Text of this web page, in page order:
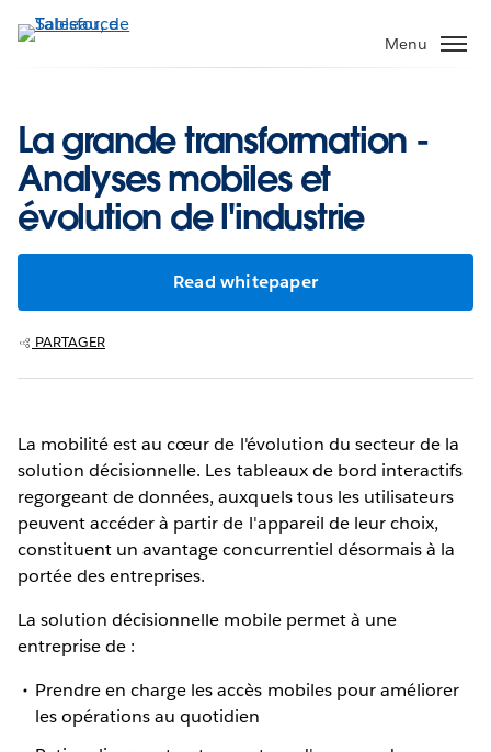
Aller
au
Menu
La grande transformation -
Analyses mobiles et
évolution de l'industrie
Read whitepaper
PARTAGER
La mobilité est au cœur de l'évolution du secteur de la
solution décisionnelle. Les tableaux de bord interactifs
regorgeant de données, auxquels tous les utilisateurs
peuvent accéder à partir de l'appareil de leur choix,
constituent un avantage concurrentiel désormais à la
portée des entreprises.
La solution décisionnelle mobile permet à une
entreprise de :
Prendre en charge les accès mobiles pour améliorer
les opérations au quotidien